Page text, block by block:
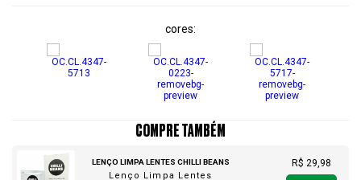
cores
COMPRE TAMBÉM
LENÇO LIMPA LENTES CHILLI BEANS
Lenço Limpa Lentes
R$ 29,98